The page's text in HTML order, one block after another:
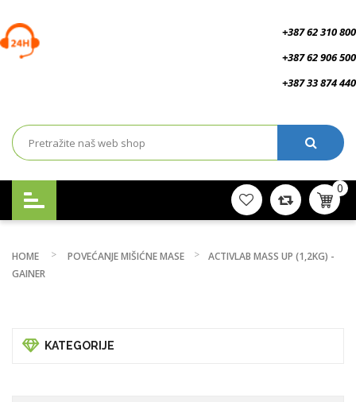
+387 62 310 800
+387 62 906 500
+387 33 874 440
0
HOME POVEĆANJE MIŠIĆNE MASE
ACTIVLAB MASS UP (1,2KG) -
GAINER
KATEGORIJE